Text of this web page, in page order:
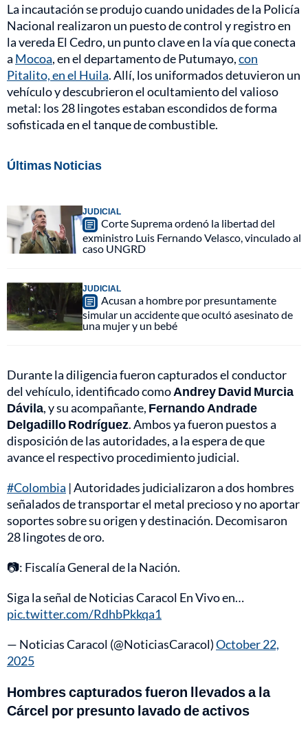
La incautación se produjo cuando unidades de la Policía
Nacional realizaron un puesto de control y registro en
la vereda El Cedro, un punto clave en la vía que conecta
a Mocoa, en el departamento de Putumayo,con
Pitalito, en el Huila. Allí, los uniformados detuvieron un
vehículo y descubrieron el ocultamiento del valioso
metal: los 28 lingotes estaban escondidos de forma
sofisticada en el tanque de combustible.
Últimas Noticias
JUDICIAL
Corte Suprema ordenó la libertad del
exministro Luis Fernando Velasco, vinculado al
caso UNGRD
JUDICIAL
Acusan a hombre por presuntamente
simular un accidente que ocultó asesinato de
una mujer y un bebé
Durante la diligencia fueron capturados el conductor
del vehículo, identificado comoAndrey David Murcia
Dávila, y su acompañante, Fernando Andrade
Delgadillo Rodríguez. Ambos ya fueron puestos a
disposición de las autoridades, a la espera de que
avance el respectivo procedimiento judicial.
#Colombia | Autoridades judicializaron a dos hombres
señalados de transportar el metal precioso y no aportar
soportes sobre su origen y destinación. Decomisaron
28 lingotes de oro.
📷: Fiscalía General de la Nación.
Siga la señal de Noticias Caracol En Vivo en…
pic.twitter.com/RdhbPkkqa1
— Noticias Caracol (@NoticiasCaracol)October 22,
2025
Hombres capturados fueron llevados a la
Cárcel por presunto lavado de activos